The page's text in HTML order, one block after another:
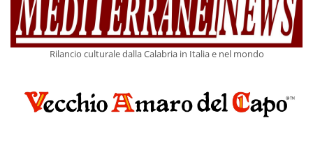
Rilancio culturale dalla Calabria in Italia e nel mondo